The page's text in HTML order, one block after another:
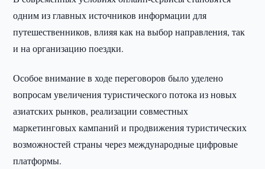
одним из главных источников информации для
путешественников, влияя как на выбор направления, так
и на организацию поездки.
Особое внимание в ходе переговоров было уделено
вопросам увеличения туристического потока из новых
азиатских рынков, реализации совместных
маркетинговых кампаний и продвижения туристических
возможностей страны через международные цифровые
платформы.